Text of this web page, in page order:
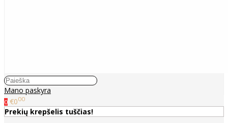
Mano paskyra
0 €000
Prekių krepšelis tuščias!